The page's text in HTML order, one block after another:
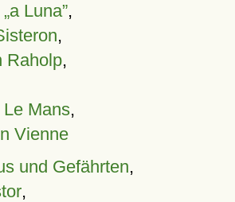
Luna”,
,
Raholp,
Mans,
Vienne
und Gefährten,
,